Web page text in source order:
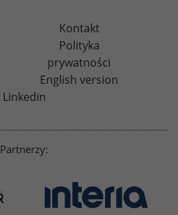
Kontakt
Polityka
prywatności
English version
Linkedin
Partnerzy: